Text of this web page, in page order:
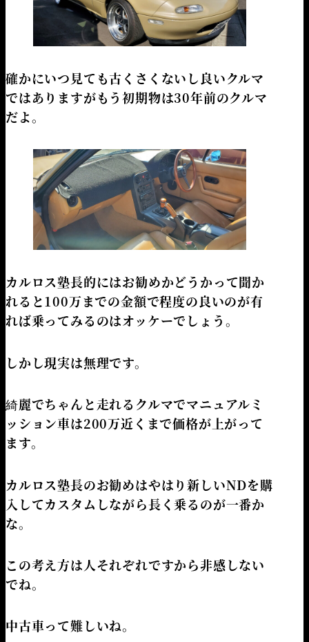
確かにいつ見ても古くさくないし良いクルマ
ではありますがもう初期物は30年前のクルマ
だよ。
カルロス塾長的にはお勧めかどうかって聞か
れると100万までの金額で程度の良いのが有
れば乗ってみるのはオッケーでしょう。
しかし現実は無理です。
綺麗でちゃんと走れるクルマでマニュアルミ
ッション車は200万近くまで価格が上がって
ます。
カルロス塾長のお勧めはやはり新しいNDを購
入してカスタムしながら長く乗るのが一番か
な。
この考え方は人それぞれですから非感しない
でね。
中古車って難しいね。